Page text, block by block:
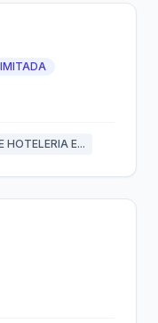
HOTELERIA E...